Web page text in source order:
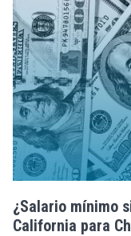
¿Salario mínimo
California para